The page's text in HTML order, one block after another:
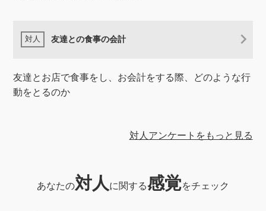
友達との食事の会計
友達とお店で食事をし、お会計をする際、どのような行
動をとるのか
対人アンケートをもっと見る
あなたの対人 に関する感覚をチェック